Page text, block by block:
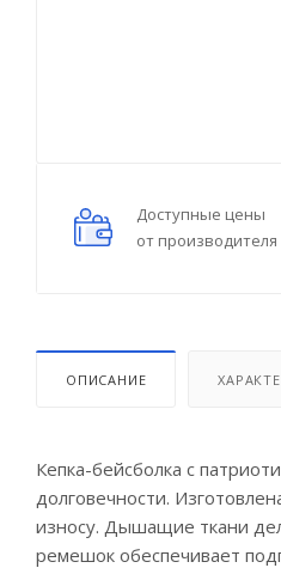
Доступные цены
от производителя
ОПИСАНИЕ
Кепка-бейсболка с
долговечности.
износу. Дышащие ткани
ремешок обеспечивает